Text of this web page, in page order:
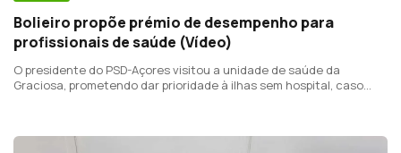
Bolieiro propõe prémio de desempenho para
profissionais de saúde (Vídeo)
O presidente do PSD-Açores visitou a unidade de saúde da
Graciosa, prometendo dar prioridade à ilhas sem hospital, caso